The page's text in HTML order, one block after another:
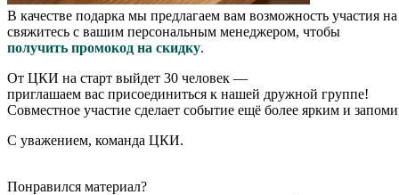
В качестве подарка мы предлагаем вам возможность участия
свяжитесь с вашим персональным менеджером, чтобы
получить промокод на скидку.
От ЦКИ на старт выйдет 30 человек —
приглашаем вас присоединиться к нашей дружной группе!
Совместное участие сделает событие ещё более ярким и
С уважением, команда ЦКИ.
Понравился материал?